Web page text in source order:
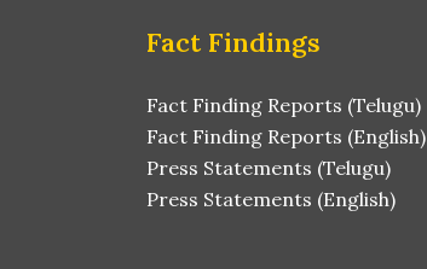
Fact Findings
Fact Finding Reports (Telugu)
Fact Finding Reports (English)
Press Statements (Telugu)
Press Statements (English)